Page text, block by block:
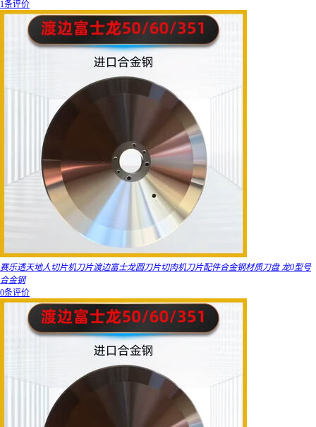
1条评价
赛乐透天地人切片机刀片渡边富士龙圆刀片切肉机刀片配件合金钢材质刀盘 龙0型号
合金钢
0条评价